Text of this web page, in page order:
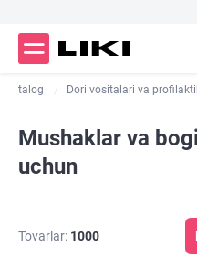
Katalog Dori vositalari va
Mushaklar va
uchun
Tovarlar: 1000